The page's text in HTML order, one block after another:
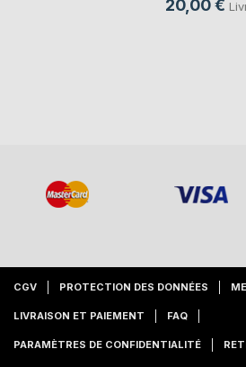
20,00 €
CGV PROTECTION DES DONNÉES
LIVRAISON ET PAIEMENT FAQ
PARAMÈTRES DE CONFIDENTIALITÉ